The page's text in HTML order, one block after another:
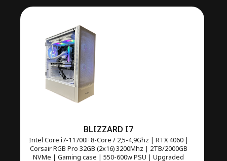
BLIZZARD I7
Intel Core i7-11700F 8-Core / 2,5-4,9Ghz | RTX 4060 |
Corsair RGB Pro 32GB (2x16) 3200Mhz | 2TB/2000GB
NVMe | Gaming case | 550-600w PSU | Upgraded